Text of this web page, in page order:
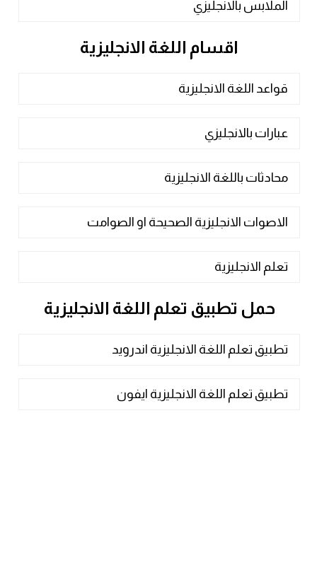
الملابس بالانجليزي
اقسام اللغة الانجليزية
قواعد اللغة الانجليزية
عبارات بالانجليزي
محادثات باللغة الانجليزية
الاصوات الانجليزية الصحيحة او الصوامت
تعلم الانجليزية
حمل تطبيق تعلم اللغة الانجليزية
تطبيق تعلم اللغة الانجليزية اندرويد
تطبيق تعلم اللغة الانجليزية ايفون